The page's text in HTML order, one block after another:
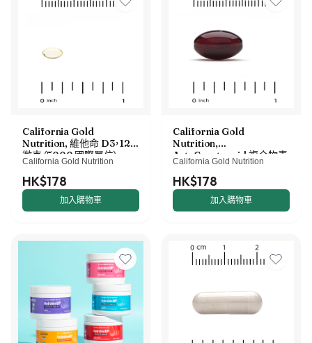
California Gold
Nutrition, 維他命 D3，125
微克（5000 國際單位），
360 粒魚明膠軟膠囊
California Gold Nutrition
HK$178
加入購物車
California Gold
Nutrition,
AstaCarotenoid 複合物素
食軟膠囊，含葉黃素、番茄紅
素、蝦青素和維他命 A，30
粒
California Gold Nutrition
HK$178
加入購物車